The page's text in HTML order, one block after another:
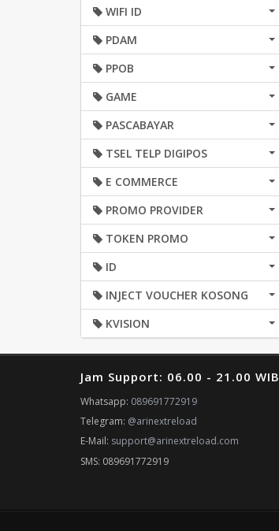
WIFI ID
PDAM
PPOB
GAME
PASCABAYAR
TSEL TELP DIGIPOS
E COMMERCE
PROMO PROVIDER
TOKEN PROMO
ID
INJECT VOUCHER KOSONG
KVISION
Jam Support: 06.00 - 21.00 WIB
Whatsapp: 089691772919
Telegram: @arinextreload
E-Mail: support@arinextreload.com
SMS: 089691772919